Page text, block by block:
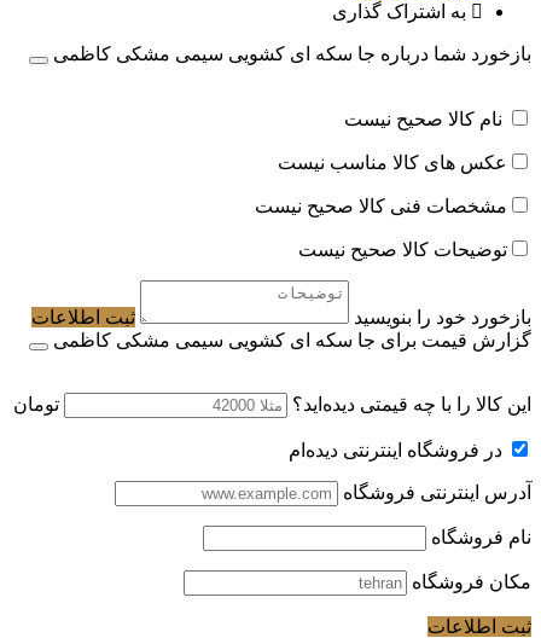
به اشتراک گذاری
بازخورد شما درباره جا سکه ای کشویی سیمی مشکی کاظمی
نام کالا صحیح نیست
عکس های کالا مناسب نیست
مشخصات فنی کالا صحیح نیست
توضیحات کالا صحیح نیست
بازخورد خود را بنویسید
ثبت اطلاعات
گزارش قیمت برای جا سکه ای کشویی سیمی مشکی کاظمی
این کالا را با چه قیمتی دیده‌اید؟ تومان
در فروشگاه اینترنتی دیده‌ام
آدرس اینترنتی فروشگاه
نام فروشگاه
مکان فروشگاه
ثبت اطلاعات